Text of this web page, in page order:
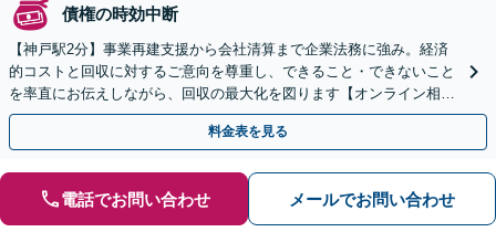
債権の時効中断
【神戸駅2分】事業再建支援から会社清算まで企業法務に強み。経済
的コストと回収に対するご意向を尊重し、できること・できないこと
を率直にお伝えしながら、回収の最大化を図ります【オンライン相談
OK】【夜間・休日相談可（要予約）】
料金表を見る
電話でお問い合わせ メールでお問い合わせ